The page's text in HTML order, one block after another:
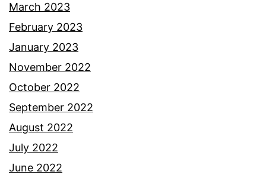
March 2023
February 2023
January 2023
November 2022
October 2022
September 2022
August 2022
July 2022
June 2022